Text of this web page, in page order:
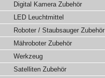
Digital Kamera Zubehör
LED Leuchtmittel
Roboter / Staubsauger Zubehör
Mähroboter Zubehör
Werkzeug
Satelliten Zubehör